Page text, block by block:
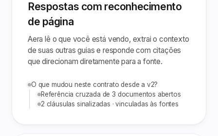
Respostas com reconhecimento
de página
Aera lê o que você está vendo, extrai o contexto
de suas outras guias e responde com citações
que direcionam diretamente para a fonte.
O que mudou neste contrato desde a v2?
Referência cruzada de 3 documentos abertos
2 cláusulas sinalizadas · vinculadas às fontes